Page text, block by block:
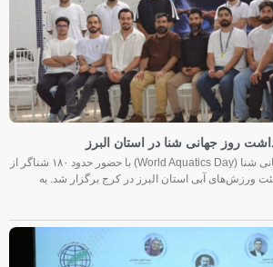
روز جهانی شنا در استان البرز
جشنواره بزرگداشت روز جهانی شنا (World Aquatics Day) با حضور حدود ۱۸۰ شناگر از
ورزش‌های آبی استان البرز در کرج برگزار شد. به